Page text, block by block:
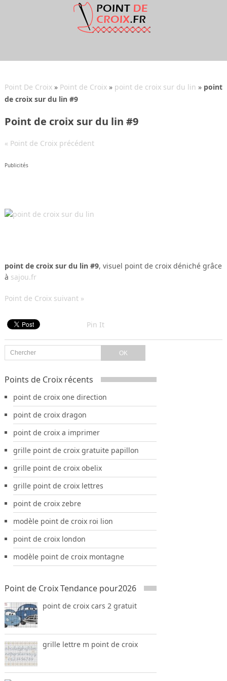
Point De Croix» Point de Croix» point de croix sur du lin » point
de croix sur du lin #9
Point de croix sur du lin #9
« Point de Croix précédent
Publicités
point de croix sur du lin #9, visuel point de croix déniché grâce
à sajou.fr
Point de Croix suivant »
Pin It
Points de Croix récents
point de croix one direction
point de croix dragon
point de croix a imprimer
grille point de croix gratuite papillon
grille point de croix obelix
grille point de croix lettres
point de croix zebre
modèle point de croix roi lion
point de croix london
modèle point de croix montagne
Point de Croix Tendance pour2026
point de croix cars 2 gratuit
grille lettre m point de croix